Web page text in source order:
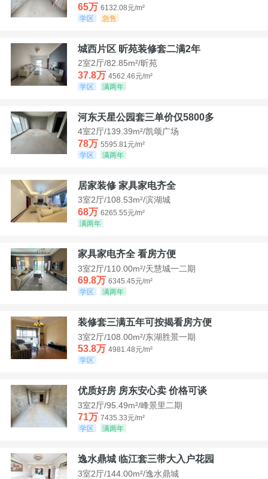
65万 6132.08元/m²
学区
急售
城西片区 昕苑装修套二满2年
2室2厅/82.85m²/昕苑
37.8万 4562.46元/m²
学区
满两年
河东天星公园套三单价仅5800多
4室2厅/139.39m²/凯颂广场
78万 5595.81元/m²
学区
满两年
居家装修 家具家电齐全
3室2厅/108.53m²/滨湖城
68万 6265.55元/m²
满两年
家具家电齐全 看房方便
3室2厅/110.00m²/天慧城一二期
69.8万 6345.45元/m²
学区
满两年
装修套三满五年可按揭看房方便
3室2厅/108.00m²/东湖胜景一期
53.8万 4981.48元/m²
学区
优质好房 房东安心卖 价格可谈
3室2厅/95.49m²/峰景里二期
71万 7435.33元/m²
学区
满两年
逸水鼎城 临江套三带大入户花园
3室2厅/144.00m²/逸水鼎城